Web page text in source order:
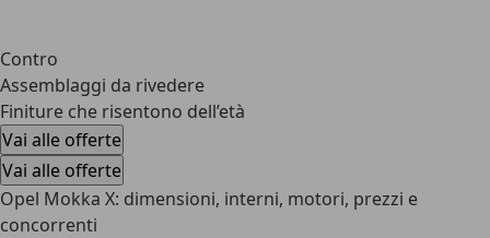
Contro
Assemblaggi da rivedere
Finiture che risentono dell’età
Vai alle offerte
Vai alle offerte
Opel Mokka X: dimensioni, interni, motori, prezzi e
concorrenti